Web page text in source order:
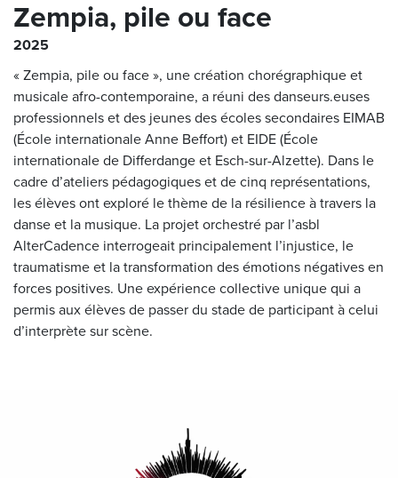
Zempia, pile ou face
2025
« Zempia, pile ou face », une création chorégraphique et
musicale afro-contemporaine, a réuni des danseurs.euses
professionnels et des jeunes des écoles secondaires EIMAB
(École internationale Anne Beffort) et EIDE (École
internationale de Differdange et Esch-sur-Alzette). Dans le
cadre d’ateliers pédagogiques et de cinq représentations,
les élèves ont exploré le thème de la résilience à travers la
danse et la musique. La projet orchestré par l’asbl
AlterCadence interrogeait principalement l’injustice, le
traumatisme et la transformation des émotions négatives en
forces positives. Une expérience collective unique qui a
permis aux élèves de passer du stade de participant à celui
d’interprète sur scène.